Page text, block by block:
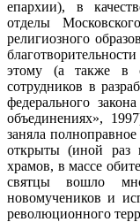
епархии), в
отделы
религиозного
этому (а также в
сотрудников в
федерального
объединениях»,
заняла
открыты (иной раз
храмов, в массе
святцы вошло
новомучеников и
революционного